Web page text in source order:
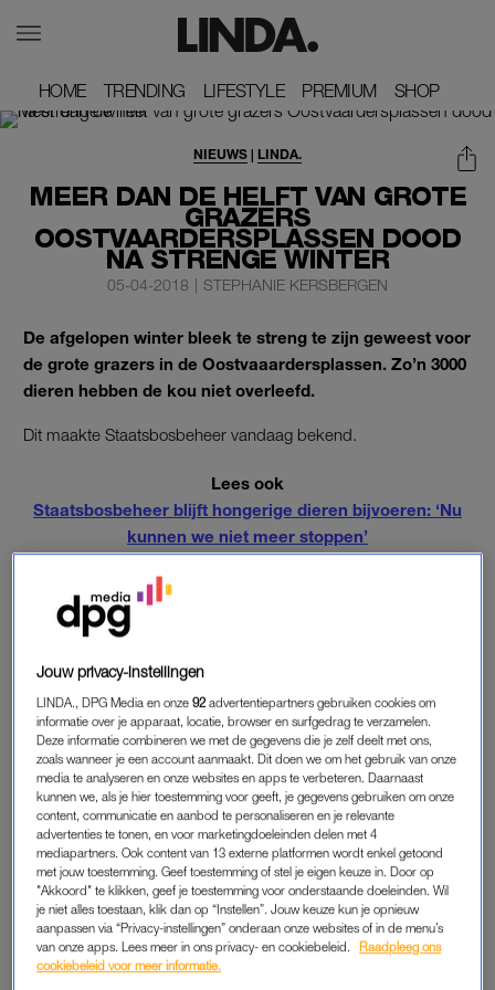
HOME
HOME TRENDING
TRENDING LIFESTYLE
LIFESTYLE PREMIUM
PREMIUM SHOP
SHOP
MEER DAN DE HELFT VAN GROTE
GRAZERS
OOSTVAARDERSPLASSEN DOOD
NA STRENGE WINTER
NIEUWS | LINDA.
05-04-2018 | STEPHANIE KERSBERGEN
De afgelopen winter bleek te streng te zijn geweest voor
de grote grazers in de Oostvaaardersplassen. Zo’n 3000
dieren hebben de kou niet overleefd.
Dit maakte Staatsbosbeheer vandaag bekend.
Lees ook
Staatsbosbeheer blijft hongerige dieren bijvoeren: ‘Nu
kunnen we niet meer stoppen’
EIND VAN DE WINTER
In maart –
de maand waarin Staatsbosbeheer besloot om de
dieren in het gebied bij te voeren
grazers. Het gaat om 958 edelherten, 157 paarden en 40
runderen.
AFGESCHOTEN
Van die dieren werden 769 edelherten, 137 paarden en 37
runderen afgeschoten. Dit gebeurde alleen “als conditie en
gedrag lieten zien dat de dieren het eind van de winter
waarschijnlijk niet zouden halen”, aldus Staatsbosbeheer. 199
edelherten, 20 paarden en 3 runderen stierven een natuurlijke
dood.
Jouw privacy-instellingen
LINDA., DPG Media en onze92 advertentiepartners gebruiken cookies om
informatie over je apparaat, locatie, browser en surfgedrag te verzamelen.
Deze informatie combineren we met de gegevens die je zelf deelt met ons,
zoals wanneer je een account aanmaakt. Dit doen we om het gebruik van onze
media te analyseren en onze websites en apps te verbeteren. Daarnaast
kunnen we, als je hier toestemming voor geeft, je gegevens gebruiken om onze
content, communicatie en aanbod te personaliseren en je relevante
advertenties te tonen, en voor marketingdoeleinden delen met 4
mediapartners. Ook content van 13 externe platformen wordt enkel getoond
met jouw toestemming. Geef toestemming of stel je eigen keuze in. Door op
"Akkoord" te klikken, geef je toestemming voor onderstaande doeleinden. Wil
je niet alles toestaan, klik dan op “Instellen”. Jouw keuze kun je opnieuw
aanpassen via “Privacy-instellingen” onderaan onze websites of in de menu’s
van onze apps. Lees meer in ons privacy- en cookiebeleid.
Raadpleeg ons
cookiebeleid voor meer informatie.